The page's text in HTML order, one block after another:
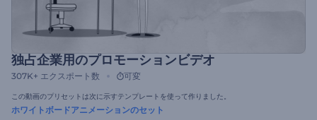
独占企業用のプロモーションビデオ
307K+ エクスポート数 可変
この動画のプリセットは次に示すテンプレートを使って作りました。
ホワイトボードアニメーションのセット